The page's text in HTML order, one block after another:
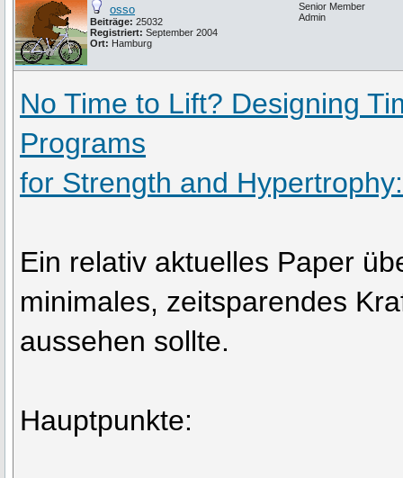
osso
Beiträge: 25032
Registriert: September 2004
Ort: Hamburg
Senior Member
Admin
No Time to Lift? Designing
Programs
for Strength and
Ein relativ aktuelles Paper
minimales, zeitsparendes
aussehen sollte.
Hauptpunkte: